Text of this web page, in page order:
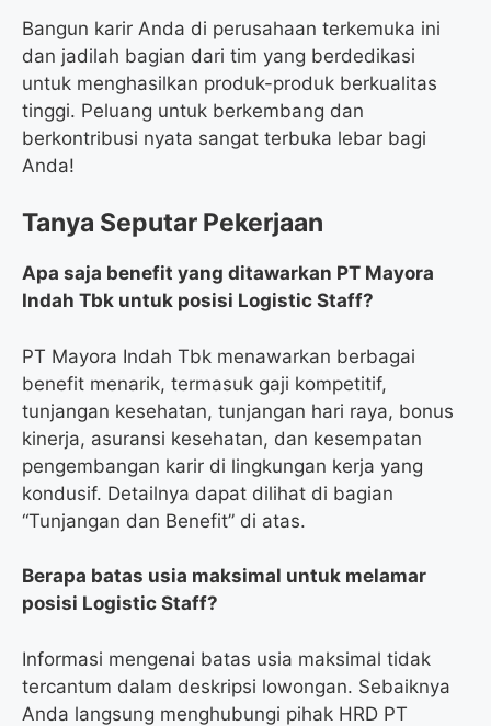
Bangun karir Anda di perusahaan terkemuka ini
dan jadilah bagian dari tim yang berdedikasi
untuk menghasilkan produk-produk berkualitas
tinggi. Peluang untuk berkembang dan
berkontribusi nyata sangat terbuka lebar bagi
Anda!
Tanya Seputar Pekerjaan
Apa saja benefit yang ditawarkan PT Mayora
Indah Tbk untuk posisi Logistic Staff?
PT Mayora Indah Tbk menawarkan berbagai
benefit menarik, termasuk gaji kompetitif,
tunjangan kesehatan, tunjangan hari raya, bonus
kinerja, asuransi kesehatan, dan kesempatan
pengembangan karir di lingkungan kerja yang
kondusif. Detailnya dapat dilihat di bagian
“Tunjangan dan Benefit” di atas.
Berapa batas usia maksimal untuk melamar
posisi Logistic Staff?
Informasi mengenai batas usia maksimal tidak
tercantum dalam deskripsi lowongan. Sebaiknya
Anda langsung menghubungi pihak HRD PT